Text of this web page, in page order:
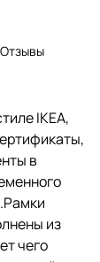
Отзывы
IKEA,
в
из
чего